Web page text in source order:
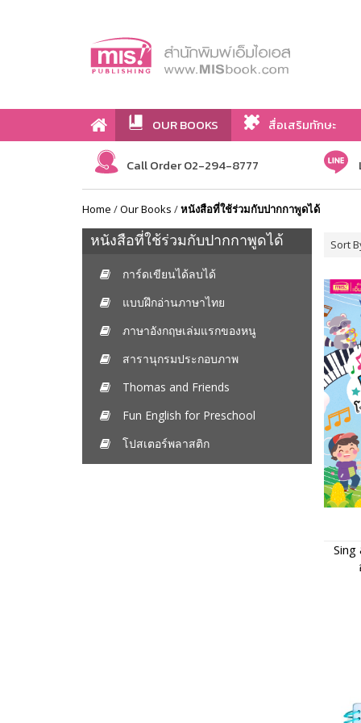
OUR BOOKS สื่อเสริมทักษะ
Call Order 02-294-8777
Home /Our Books /หนังสือที่ใช้ร่วมกับปากกาพูดได้
หนังสือที่ใช้ร่วมกับปากกาพูดได้
การ์ดเขียนได้ลบได้
แบบฝึกอ่านภาษาไทย
ภาษาอังกฤษเล่มแรกของหนู
สารานุกรมประกอบภาพ
Thomas and Friends
Fun English for Preschool
โปสเตอร์พลาสติก
Sort
Sing